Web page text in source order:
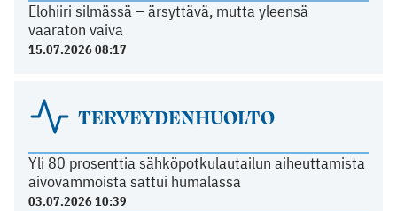
Elohiiri silmässä – ärsyttävä, mutta yleensä
vaaraton vaiva
15.07.2026 08:17
TERVEYDENHUOLTO
Yli 80 prosenttia sähköpotkulautailun aiheuttamista
aivovammoista sattui humalassa
03.07.2026 10:39